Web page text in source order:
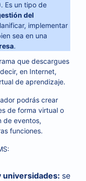
Es un tipo de
del
implementar
sea en una
.
que descargues
en Internet,
de aprendizaje.
podrás crear
de forma virtual o
de eventos,
funciones.
universidades: se